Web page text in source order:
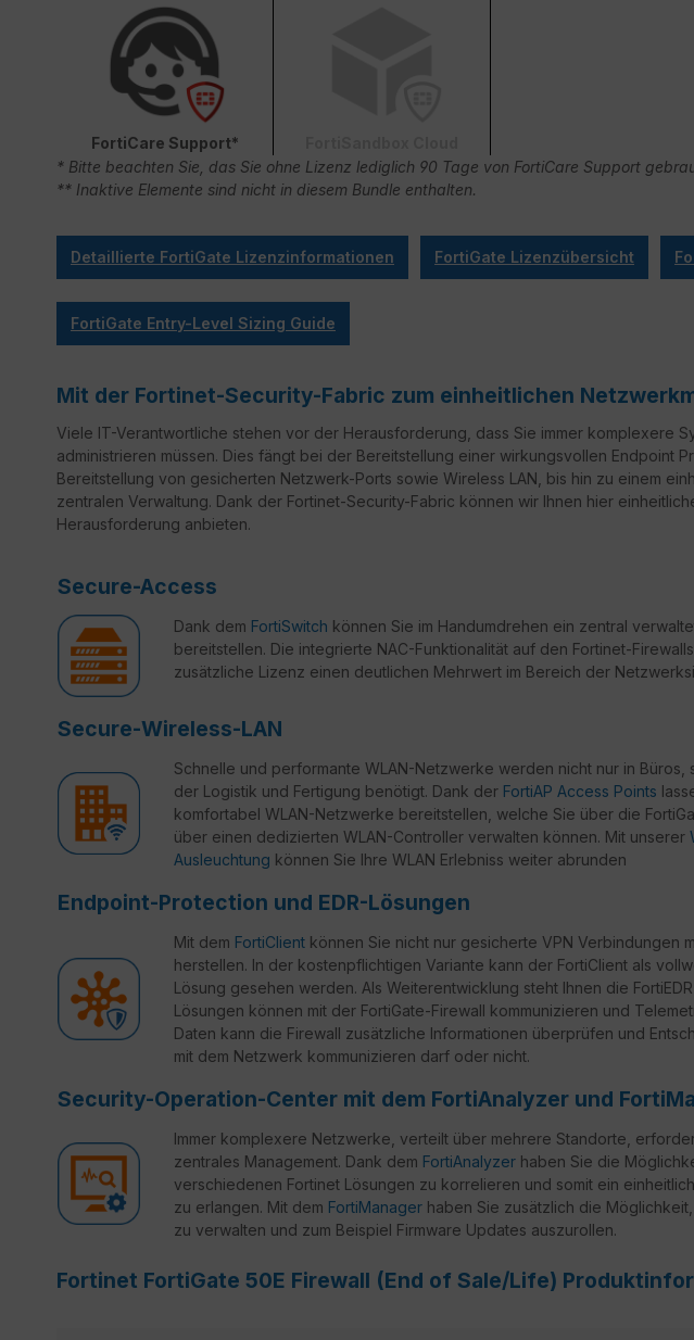
FortiCare Support*
* Bitte beachten Sie, das Sie ohne Lizenz lediglich 90 Tage von FortiCare Support
** Inaktive Elemente sind nicht in diesem Bundle enthalten.
Detaillierte FortiGate Lizenzinformationen FortiGate Lizenzübersicht
FortiGate Entry-Level Sizing Guide
Mit der Fortinet-Security-Fabric zum einheitlichen
Viele IT-Verantwortliche stehen vor der Herausforderung, dass Sie immer komplexere
administrieren müssen. Dies fängt bei der Bereitstellung einer wirkungsvollen Endpoint
Bereitstellung von gesicherten Netzwerk-Ports sowie Wireless LAN, bis hin zu einem
zentralen Verwaltung. Dank der Fortinet-Security-Fabric können wir Ihnen hier
Herausforderung anbieten.
Secure-Access
Dank dem FortiSwitch können Sie im Handumdrehen ein zentral
bereitstellen. Die integrierte NAC-Funktionalität auf den Fortinet-
zusätzliche Lizenz einen deutlichen Mehrwert im Bereich der
Secure-Wireless-LAN
Schnelle und performante WLAN-Netzwerke werden nicht nur in Büros,
der Logistik und Fertigung benötigt. Dank der FortiAP Access Points
komfortabel WLAN-Netzwerke bereitstellen, welche Sie über die
über einen dedizierten WLAN-Controller verwalten können. Mit unserer
Ausleuchtung können Sie Ihre WLAN Erlebniss weiter abrunden
Endpoint-Protection und EDR-Lösungen
Mit dem FortiClient können Sie nicht nur gesicherte VPN Verbindungen
herstellen. In der kostenpflichtigen Variante kann der FortiClient als
Lösung gesehen werden. Als Weiterentwicklung steht Ihnen die
Lösungen können mit der FortiGate-Firewall kommunizieren und
Daten kann die Firewall zusätzliche Informationen überprüfen und
mit dem Netzwerk kommunizieren darf oder nicht.
Security-Operation-Center mit dem FortiAnalyzer und
Immer komplexere Netzwerke, verteilt über mehrere Standorte,
zentrales Management. Dank dem FortiAnalyzer haben Sie die
verschiedenen Fortinet Lösungen zu korrelieren und somit ein
zu erlangen. Mit dem FortiManager haben Sie zusätzlich die
zu verwalten und zum Beispiel Firmware Updates auszurollen.
Fortinet FortiGate 50E Firewall (End of Sale/Life)